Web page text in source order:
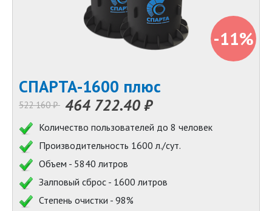
-11%
СПАРТА-1600 плюс
522 160 ₽ 464 722.40 ₽
Количество пользователей до 8 человек
Производительность 1600 л./сут.
Объем - 5840 литров
Залповый сброс - 1600 литров
Степень очистки - 98%